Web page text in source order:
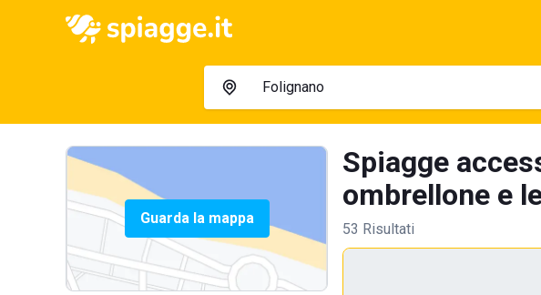
Guarda la mappa
Spiagge
ombrellone e
53 Risultati